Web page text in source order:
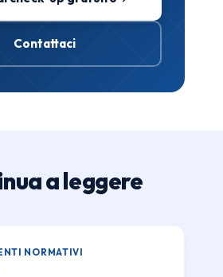
Contattaci
a leggere
NORMATIVI